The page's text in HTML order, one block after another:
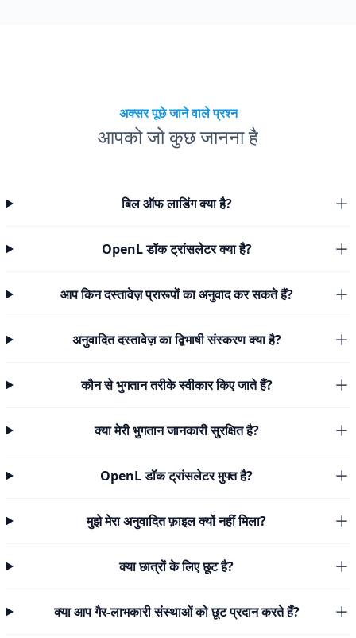
अक्सर पूछे जाने वाले प्रश्न
आपको जो कुछ जानना है
बिल ऑफ लाडिंग क्या है?
OpenL डॉक ट्रांसलेटर क्या है?
आप किन दस्तावेज़ प्रारूपों का अनुवाद कर सकते हैं?
अनुवादित दस्तावेज़ का द्विभाषी संस्करण क्या है?
कौन से भुगतान तरीके स्वीकार किए जाते हैं?
क्या मेरी भुगतान जानकारी सुरक्षित है?
OpenL डॉक ट्रांसलेटर मुफ्त है?
मुझे मेरा अनुवादित फ़ाइल क्यों नहीं मिला?
क्या छात्रों के लिए छूट है?
क्या आप गैर-लाभकारी संस्थाओं को छूट प्रदान करते हैं?